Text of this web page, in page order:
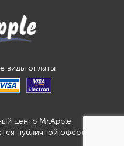
виды оплаты
центр Mr.Apple
публичной офертой